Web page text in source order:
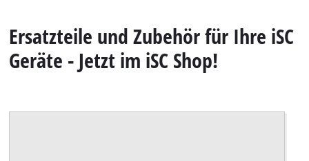
Ersatzteile und Zubehör für Ihre iSC
Geräte - Jetzt im iSC Shop!